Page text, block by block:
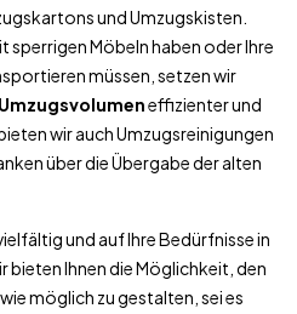
und Umzugskisten.
sperrigen Möbeln haben oder Ihre
müssen, setzen wir
Umzugsvolumeneffizienter und
wir auch Umzugsreinigungen
über die Übergabe der alten
und auf Ihre Bedürfnisse in
bieten Ihnen die Möglichkeit, den
möglich zu gestalten, sei es